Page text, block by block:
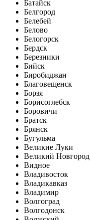
Батайск
Белгород
Белебей
Белово
Белогорск
Бердск
Березники
Бийск
Биробиджан
Благовещенск
Борзя
Борисоглебск
Боровичи
Братск
Брянск
Бугульма
Великие Луки
Великий Новгород
Видное
Владивосток
Владикавказ
Владимир
Волгоград
Волгодонск